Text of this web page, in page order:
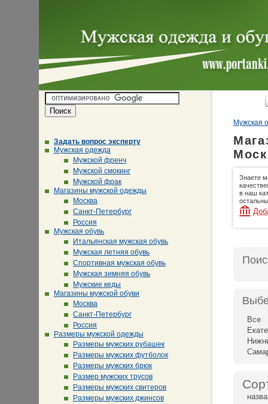
Задать вопрос эксперту
Мужская одежда
Мужской френч
Мужской смокинг
Мужской фрак
Магазины мужской одежды
Москва
Санкт-Петербург
Россия
Мужская обувь
Итальянская мужская обувь
Мужская летняя обувь
Спортивная мужская обувь
Мужская зимняя обувь
Мужские кеды
Магазины мужской обуви
Москва
Санкт-Петербург
Россия
Размеры мужской одежды
Размеры мужских рубашек
Размеры мужских футболок
Размеры мужских брюк
Размер мужских трусов
Размеры мужских свитеров
Размеры мужских джинсов
Мужская
Знаете
в наш
Все